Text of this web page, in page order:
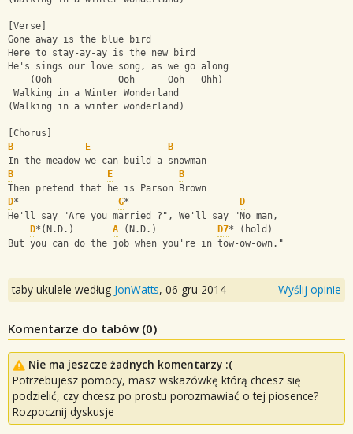
[Verse]
Gone away is the blue bird
Here to stay-ay-ay is the new bird
He's sings our love song, as we go along
    (Ooh            Ooh      Ooh   Ohh)
Walking in a Winter Wonderland
(Walking in a winter wonderland)
[Chorus]
B
E
B
In the meadow we can build a snowman
B
E
B
Then pretend that he is Parson Brown
D* G*
D
He'll say "Are you married ?", We'll say "No man,
D*(N.D.) A (N.D.) D7* (hold)
But you can do the job when you're in tow-ow-own."
taby ukulele według JonWatts, 06 gru 2014 Wyślij opinie
Komentarze do tabów (0)
Nie ma jeszcze żadnych komentarzy :(
Potrzebujesz pomocy, masz wskazówkę którą chcesz się
podzielić, czy chcesz po prostu porozmawiać o tej piosence?
Rozpocznij dyskusje